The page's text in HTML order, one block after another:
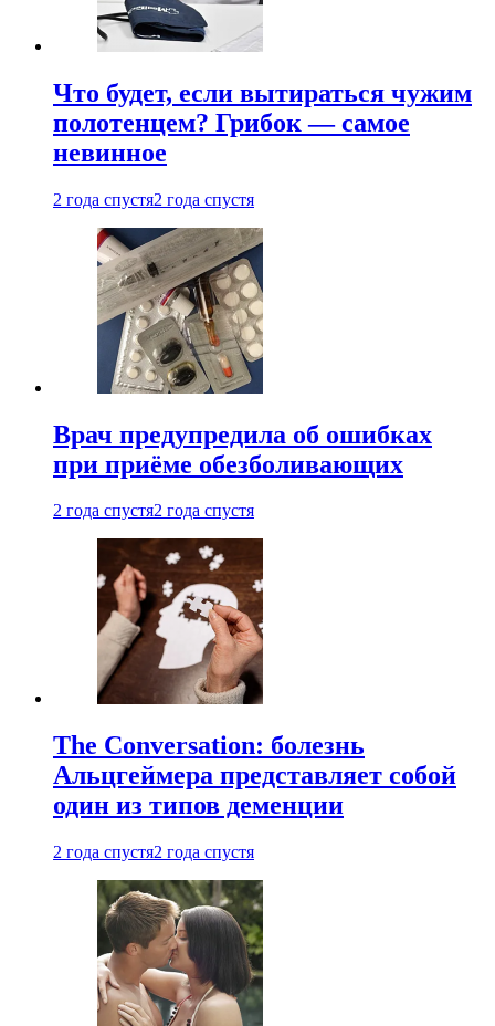
Что будет, если вытираться чужим
полотенцем? Грибок — самое
невинное
2 года спустя2 года спустя
Врач предупредила об ошибках
при приëме обезболивающих
2 года спустя2 года спустя
The Conversation: болезнь
Альцгеймера представляет собой
один из типов деменции
2 года спустя2 года спустя